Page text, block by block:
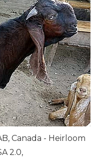
Canada - Heirloom
2.0,